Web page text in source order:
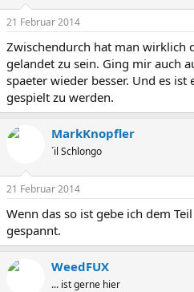
21 Februar 2014
Zwischendurch hat man wirklich
gelandet zu sein. Ging mir auch
spaeter wieder besser. Und es
gespielt zu werden.
MarkKnopfler
´il Schlongo
21 Februar 2014
Wenn das so ist gebe ich dem
gespannt.
WeedFUX
... ist gerne hier